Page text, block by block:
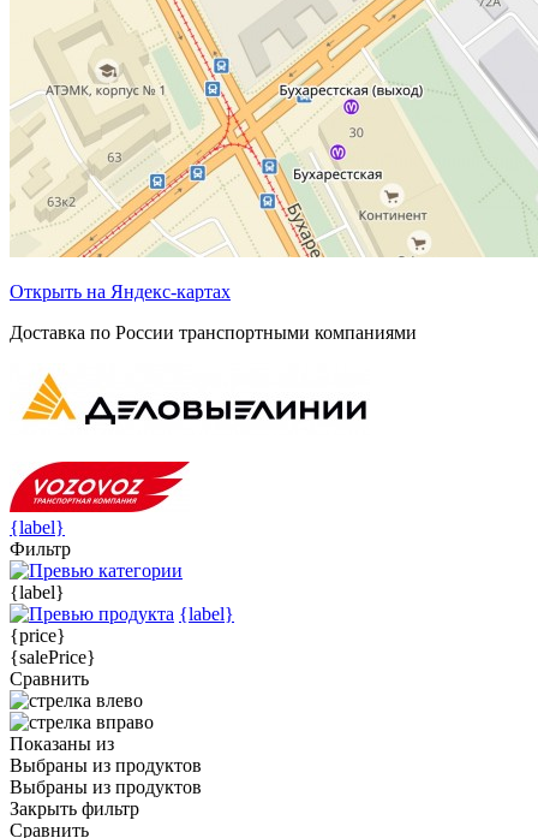
Открыть на Яндекс-картах
Доставка по России транспортными компаниями
{label}
Фильтр
{label}
{label}
{price}
{salePrice}
Сравнить
Показаны из
Выбраны из продуктов
Выбраны из продуктов
Закрыть фильтр
Сравнить